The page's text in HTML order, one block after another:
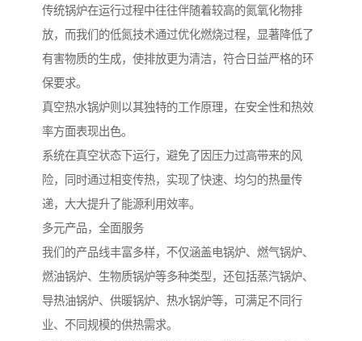
传统锅炉在运行过程中往往伴随着较高的氮氧化物排
放，而我们的低氮技术通过优化燃烧过程，显著降低了
有害物质的生成，使排放更为清洁，符合日益严格的环
保要求。
真空热水锅炉则以其独特的工作原理，在安全性和热效
率方面表现出色。
系统在真空状态下运行，避免了因压力过高带来的风
险，同时通过相变传热，实现了快速、均匀的热量传
递，大大提升了能源利用效率。
多元产品，全面服务
我们的产品线丰富多样，不仅涵盖电锅炉、燃气锅炉、
燃油锅炉、生物质锅炉等多种类型，还包括蒸汽锅炉、
导热油锅炉、供暖锅炉、热水锅炉等，可满足不同行
业、不同规模的供热需求。